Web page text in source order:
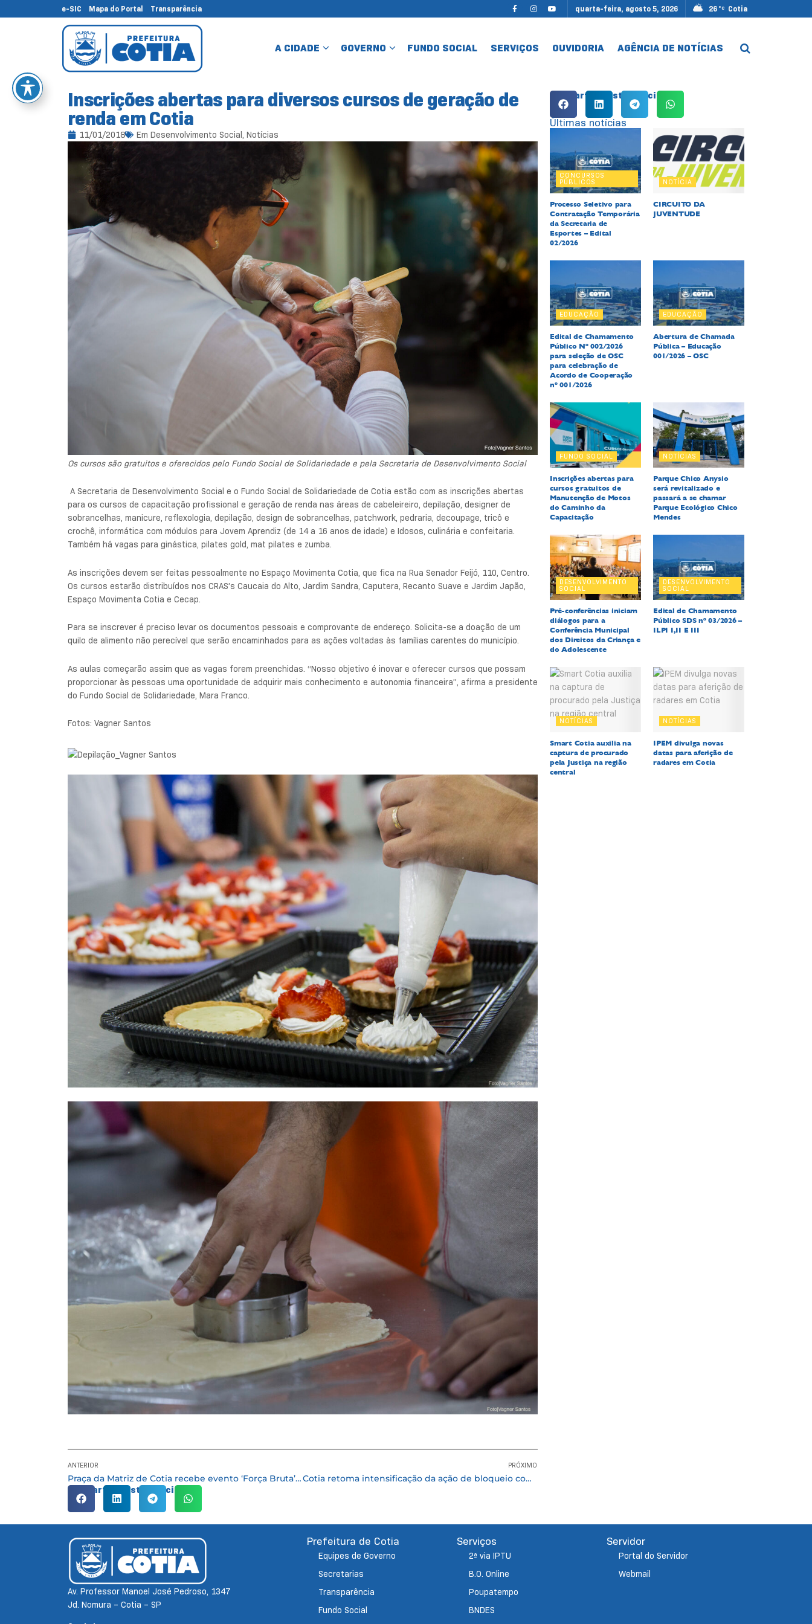
e-SIC Mapa do Portal Transparência quarta-feira, agosto 5, 2026 26 °C Cotia
A CIDADE GOVERNO FUNDO SOCIAL SERVIÇOS OUVIDORIA AGÊNCIA DE NOTÍCIAS
Inscrições abertas para diversos cursos de geração de
renda em Cotia
11/01/2018 Em Desenvolvimento Social, Notícias
Os cursos são gratuitos e oferecidos pelo Fundo Social de Solidariedade e pela Secretaria de Desenvolvimento Social
A Secretaria de Desenvolvimento Social e o Fundo Social de Solidariedade de Cotia estão com as inscrições abertas
para os cursos de capacitação profissional e geração de renda nas áreas de cabeleireiro, depilação, designer de
sobrancelhas, manicure, reflexologia, depilação, design de sobrancelhas, patchwork, pedraria, decoupage, tricô e
crochê, informática com módulos para Jovem Aprendiz (de 14 a 16 anos de idade) e Idosos, culinária e confeitaria.
Também há vagas para ginástica, pilates gold, mat pilates e zumba.
As inscrições devem ser feitas pessoalmente no Espaço Movimenta Cotia, que fica na Rua Senador Feijó, 110, Centro.
Os cursos estarão distribuídos nos CRAS’s Caucaia do Alto, Jardim Sandra, Caputera, Recanto Suave e Jardim Japão,
Espaço Movimenta Cotia e Cecap.
Para se inscrever é preciso levar os documentos pessoais e comprovante de endereço. Solicita-se a doação de um
quilo de alimento não perecível que serão encaminhados para as ações voltadas às famílias carentes do município.
As aulas começarão assim que as vagas forem preenchidas. “Nosso objetivo é inovar e oferecer cursos que possam
proporcionar às pessoas uma oportunidade de adquirir mais conhecimento e autonomia financeira”, afirma a presidente
do Fundo Social de Solidariedade, Mara Franco.
Fotos: Vagner Santos
ANTERIOR
Praça da Matriz de Cotia recebe evento ‘Força Bruta’ domingo (14/01)
PRÓXIMO
Cotia retoma intensificação da ação de bloqueio contra a Febre Amarela
Compartilhe esta notícia:
Compartilhe esta notícia:
Últimas notícias
CONCURSOS
PÚBLICOS
Processo Seletivo para
Contratação Temporária
da Secretaria de
Esportes – Edital
02/2026
NOTÍCIA
CIRCUITO DA
JUVENTUDE
EDUCAÇÃO
Edital de Chamamento
Público Nº 002/2026
para seleção de OSC
para celebração de
Acordo de Cooperação
nº 001/2026
EDUCAÇÃO
Abertura de Chamada
Pública – Educação
001/2026 – OSC
FUNDO SOCIAL
Inscrições abertas para
cursos gratuitos de
Manutenção de Motos
do Caminho da
Capacitação
NOTÍCIAS
Parque Chico Anysio
será revitalizado e
passará a se chamar
Parque Ecológico Chico
Mendes
DESENVOLVIMENTO
SOCIAL
Pré-conferências iniciam
diálogos para a
Conferência Municipal
dos Direitos da Criança e
do Adolescente
DESENVOLVIMENTO
SOCIAL
Edital de Chamamento
Público SDS nº 03/2026 –
ILPI I,II E III
NOTÍCIAS
Smart Cotia auxilia na
captura de procurado
pela Justiça na região
central
NOTÍCIAS
IPEM divulga novas
datas para aferição de
radares em Cotia
Av. Professor Manoel José Pedroso, 1347
Jd. Nomura – Cotia – SP
Prefeitura de Cotia
Equipes de Governo
Secretarias
Transparência
Fundo Social
Serviços
2ª via IPTU
B.O. Online
Poupatempo
BNDES
Servidor
Portal do Servidor
Webmail